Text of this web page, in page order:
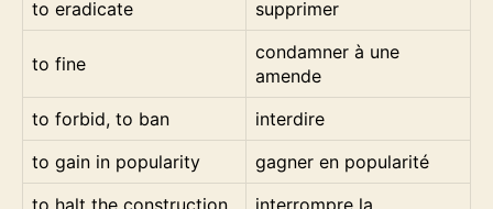
to eradicate
supprimer
to fine
condamner à une
amende
to forbid, to ban
interdire
to gain in popularity
gagner en popularité
to halt the construction
interrompre la